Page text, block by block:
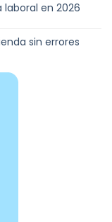
en 2026
sin errores